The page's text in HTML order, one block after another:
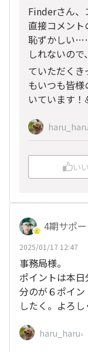
Finderさん、
直接コメン
恥ずかしい
しれないの
ていただく
もいつも皆
いています！
haru_haru
い
4期サポ
2025/01/17 12:47
事務局様。
ポイントは本
分のが６ポイ
したく。よろし
haru_haru、